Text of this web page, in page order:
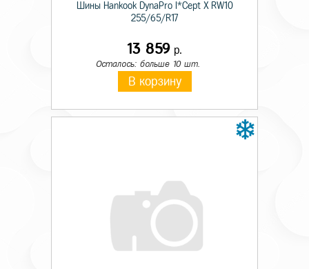
Шины Hankook DynaPro I*Cept X RW10
255/65/R17
13 859 р.
Осталось: больше 10 шт.
В корзину